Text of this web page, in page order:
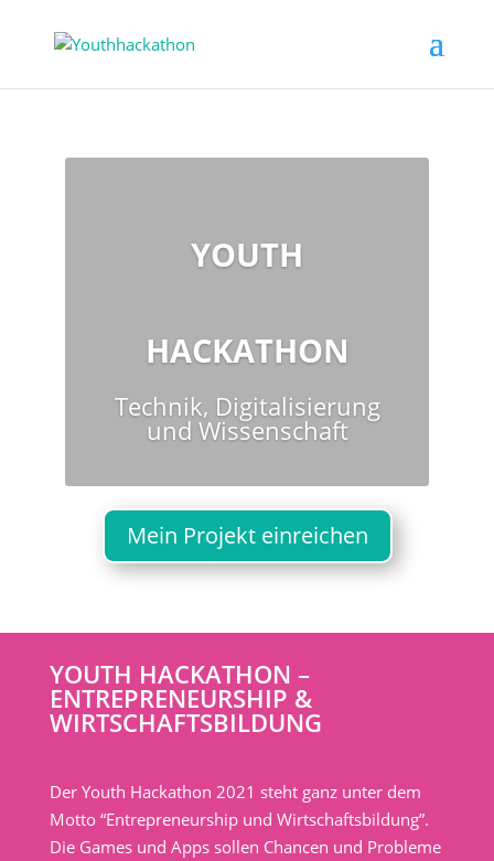
YOUTH
HACKATHON
Technik, Digitalisierung
und Wissenschaft
Mein Projekt einreichen
YOUTH HACKATHON –
ENTREPRENEURSHIP &
WIRTSCHAFTSBILDUNG
Der Youth Hackathon 2021 steht ganz unter dem
Motto “Entrepreneurship und Wirtschaftsbildung”.
Die Games und Apps sollen Chancen und Probleme